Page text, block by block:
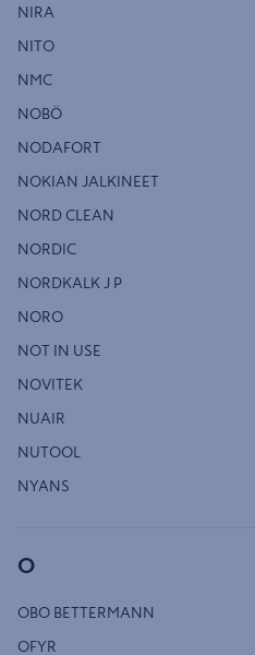
NIRA
NITO
NMC
NOBÖ
NODAFORT
NOKIAN JALKINEET
NORD CLEAN
NORDIC
NORDKALK J P
NORO
NOT IN USE
NOVITEK
NUAIR
NUTOOL
NYANS
O
OBO BETTERMANN
OFYR